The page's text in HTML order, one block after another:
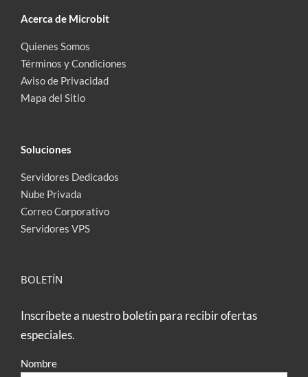
Acerca de Microbit
Quienes Somos
Términos y Condiciones
Aviso de Privacidad
Mapa del Sitio
Soluciones
Servidores Dedicados
Nube Privada
Correo Corporativo
Servidores VPS
BOLETÍN
Inscríbete a nuestro boletín para recibir ofertas
especiales.
Nombre